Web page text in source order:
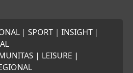
| SPORT | INSIGHT |
| LEISURE |